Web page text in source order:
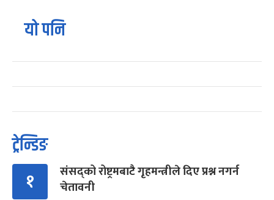
यो पनि
ट्रेन्डिङ
१
संसद्को रोष्ट्रमबाटै गृहमन्त्रीले दिए प्रश्न नगर्न
चेतावनी